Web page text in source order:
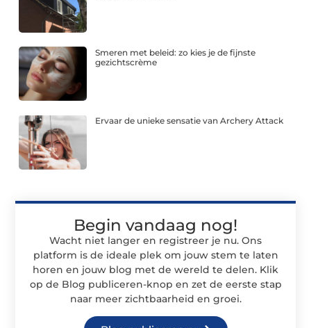
Smeren met beleid: zo kies je de fijnste
gezichtscrème
Ervaar de unieke sensatie van Archery Attack
Begin vandaag nog!
Wacht niet langer en registreer je nu. Ons
platform is de ideale plek om jouw stem te laten
horen en jouw blog met de wereld te delen. Klik
op de Blog publiceren-knop en zet de eerste stap
naar meer zichtbaarheid en groei.